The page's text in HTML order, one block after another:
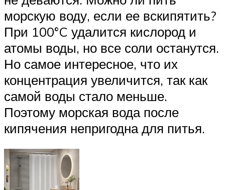
морскую воду, если ее вскипятить?
При 100°C удалится кислород и
атомы воды, но все соли останутся.
Но самое интересное, что их
концентрация увеличится, так как
самой воды стало меньше.
Поэтому морская вода после
кипячения непригодна для питья.